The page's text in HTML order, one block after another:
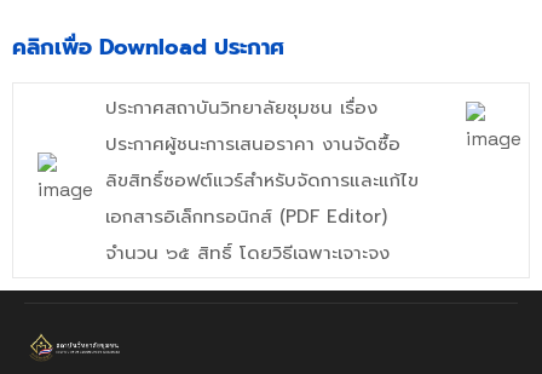
คลิกเพื่อ Download ประกาศ
ประกาศสถาบันวิทยาลัยชุมชน เรื่อง
ประกาศผู้ชนะการเสนอราคา งานจัดซื้อ
ลิขสิทธิ์ซอฟต์แวร์สำหรับจัดการและแก้ไข
เอกสารอิเล็กทรอนิกส์ (PDF Editor)
จำนวน ๖๕ สิทธิ์ โดยวิธีเฉพาะเจาะจง